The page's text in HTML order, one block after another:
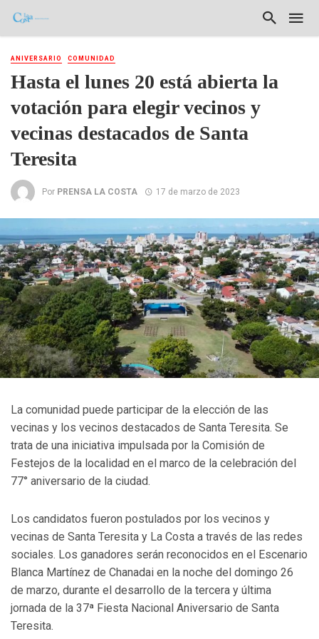
ANIVERSARIO COMUNIDAD
Hasta el lunes 20 está abierta la
votación para elegir vecinos y
vecinas destacados de Santa
Teresita
Por PRENSA LA COSTA 17 de marzo de 2023
La comunidad puede participar de la elección de las
vecinas y los vecinos destacados de Santa Teresita. Se
trata de una iniciativa impulsada por la Comisión de
Festejos de la localidad en el marco de la celebración del
77° aniversario de la ciudad.
Los candidatos fueron postulados por los vecinos y
vecinas de Santa Teresita y La Costa a través de las redes
sociales. Los ganadores serán reconocidos en el Escenario
Blanca Martínez de Chanadai en la noche del domingo 26
de marzo, durante el desarrollo de la tercera y última
jornada de la 37ª Fiesta Nacional Aniversario de Santa
Teresita.